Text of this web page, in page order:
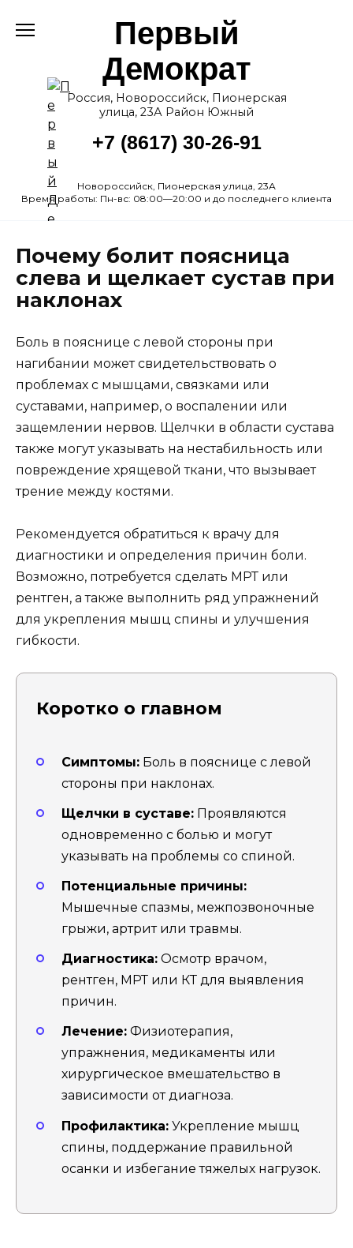
Первый
Демократ
Россия, Новороссийск, Пионерская
улица, 23А Район Южный
+7 (8617) 30-26-91
Новороссийск, Пионерская улица, 23А
Время работы: Пн-вс: 08:00—20:00 и до последнего клиента
Почему болит поясница
слева и щелкает сустав при
наклонах
Боль в пояснице с левой стороны при
нагибании может свидетельствовать о
проблемах с мышцами, связками или
суставами, например, о воспалении или
защемлении нервов. Щелчки в области сустава
также могут указывать на нестабильность или
повреждение хрящевой ткани, что вызывает
трение между костями.
Рекомендуется обратиться к врачу для
диагностики и определения причин боли.
Возможно, потребуется сделать МРТ или
рентген, а также выполнить ряд упражнений
для укрепления мышц спины и улучшения
гибкости.
Коротко о главном
Симптомы: Боль в пояснице с левой
стороны при наклонах.
Щелчки в суставе: Проявляются
одновременно с болью и могут
указывать на проблемы со спиной.
Потенциальные причины:
Мышечные спазмы, межпозвоночные
грыжи, артрит или травмы.
Диагностика: Осмотр врачом,
рентген, МРТ или КТ для выявления
причин.
Лечение: Физиотерапия,
упражнения, медикаменты или
хирургическое вмешательство в
зависимости от диагноза.
Профилактика: Укрепление мышц
спины, поддержание правильной
осанки и избегание тяжелых нагрузок.